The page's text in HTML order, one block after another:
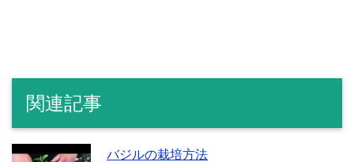
関連記事
バジルの栽培方法